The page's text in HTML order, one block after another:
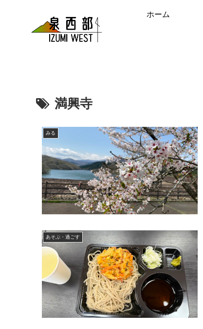
ホーム
満興寺
みる
あそぶ・過ごす